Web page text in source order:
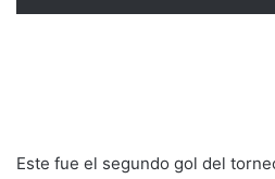
Este fue el segundo gol del